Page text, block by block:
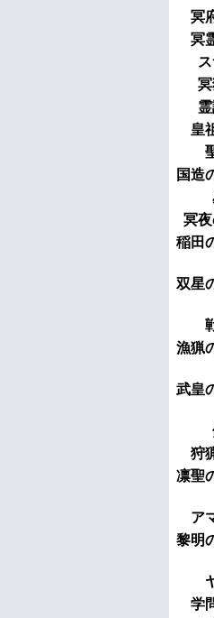
冥
冥
皇
国造
冥
稲田
双星
漁猟
武皇
狩
凛聖
ア
黎明
学